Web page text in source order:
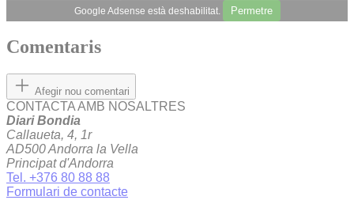
Google Adsense està deshabilitat. Permetre
Comentaris
Afegir nou comentari
CONTACTA AMB NOSALTRES
Diari Bondia
Callaueta, 4, 1r
AD500 Andorra la Vella
Principat d'Andorra
Tel. +376 80 88 88
Formulari de contacte